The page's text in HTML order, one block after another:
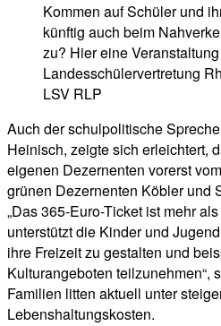
Kommen auf Schüler und
künftig auch beim
zu? Hier eine
Landesschülervertretung
LSV RLP
Auch der schulpolitische
Heinisch, zeigte sich erleichtert,
eigenen Dezernenten vorerst
grünen Dezernenten Köbler und
„Das 365-Euro-Ticket ist mehr
unterstützt die Kinder und
ihre Freizeit zu gestalten und
Kulturangeboten teilzunehmen“,
Familien litten aktuell unter
Lebenshaltungskosten.